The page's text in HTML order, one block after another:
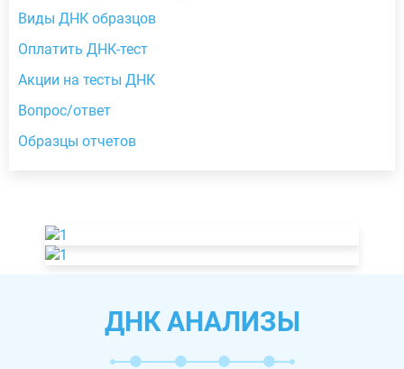
Виды ДНК образцов
Оплатить ДНК-тест
Акции на тесты ДНК
Вопрос/ответ
Образцы отчетов
ДНК АНАЛИЗЫ